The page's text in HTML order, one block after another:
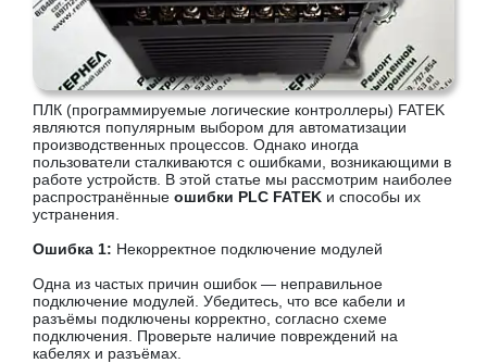
ПЛК (программируемые логические контроллеры) FATEK
являются популярным выбором для автоматизации
производственных процессов. Однако иногда
пользователи сталкиваются с ошибками, возникающими в
работе устройств. В этой статье мы рассмотрим наиболее
распространённые ошибки PLC FATEK и способы их
устранения.
Ошибка 1: Некорректное подключение модулей
Одна из частых причин ошибок — неправильное
подключение модулей. Убедитесь, что все кабели и
разъёмы подключены корректно, согласно схеме
подключения. Проверьте наличие повреждений на
кабелях и разъёмах.